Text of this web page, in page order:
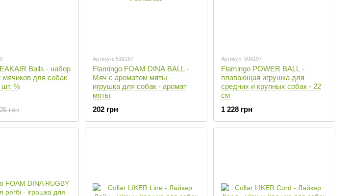
Balls - набор
мячиков для собак
%
грн
Артикул: 518187
Flamingo FOAM DINA BALL -
Мяч с ароматом мяты -
игрушка для собак - аромат
мяты
202 грн
Артикул: 504197
Flamingo POWER BALL -
плавающая игрушка для
средних и крупных собак - 22
см
1 228 грн